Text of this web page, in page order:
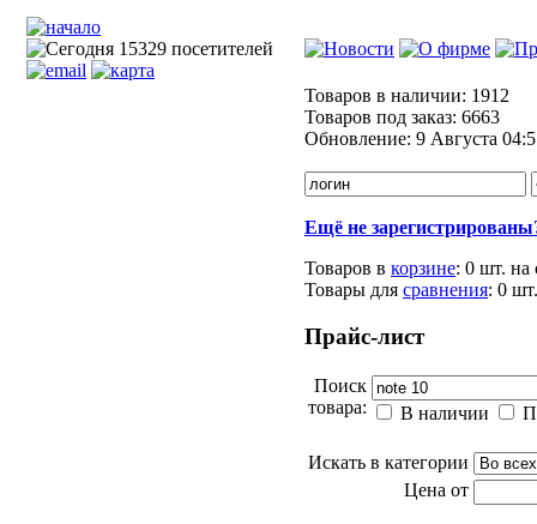
Товаров в наличии: 1912
Товаров под заказ: 6663
Обновление: 9 Августа
Ещё не
Товаров в корзине: 0 шт. на
Товары для сравнения: 0 шт.
Прайс-лист
Поиск
товара:
В наличии
Искать в категории
Цена от